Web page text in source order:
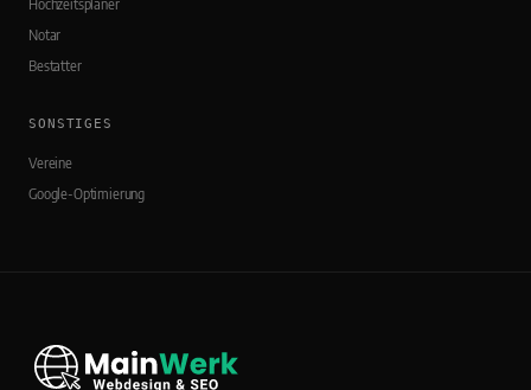
Hochzeitsplaner
Notar
Bestatter
SONSTIGES
Vereine
Google-Optimierung